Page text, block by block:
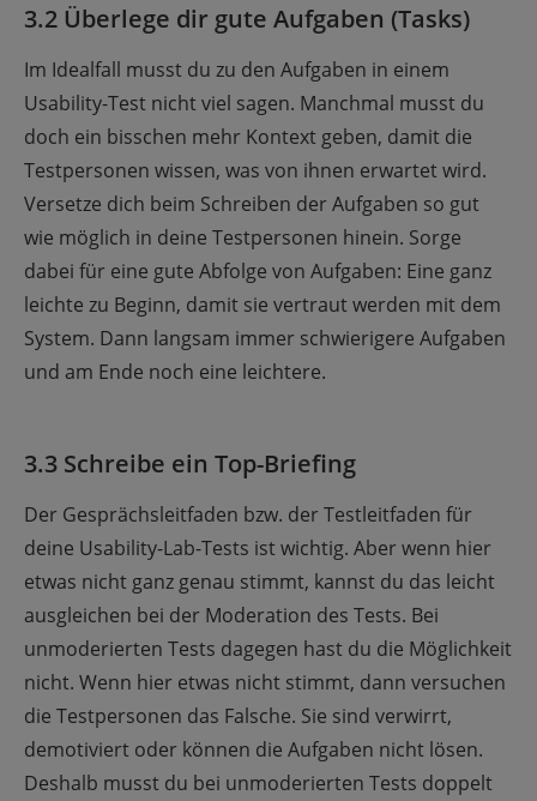
3.2 Überlege dir gute Aufgaben (Tasks)
Im Idealfall musst du zu den Aufgaben in einem
Usability-Test nicht viel sagen. Manchmal musst du
doch ein bisschen mehr Kontext geben, damit die
Testpersonen wissen, was von ihnen erwartet wird.
Versetze dich beim Schreiben der Aufgaben so gut
wie möglich in deine Testpersonen hinein. Sorge
dabei für eine gute Abfolge von Aufgaben: Eine ganz
leichte zu Beginn, damit sie vertraut werden mit dem
System. Dann langsam immer schwierigere Aufgaben
und am Ende noch eine leichtere.
3.3 Schreibe ein Top-Briefing
Der Gesprächsleitfaden bzw. der Testleitfaden für
deine Usability-Lab-Tests ist wichtig. Aber wenn hier
etwas nicht ganz genau stimmt, kannst du das leicht
ausgleichen bei der Moderation des Tests. Bei
unmoderierten Tests dagegen hast du die Möglichkeit
nicht. Wenn hier etwas nicht stimmt, dann versuchen
die Testpersonen das Falsche. Sie sind verwirrt,
demotiviert oder können die Aufgaben nicht lösen.
Deshalb musst du bei unmoderierten Tests doppelt